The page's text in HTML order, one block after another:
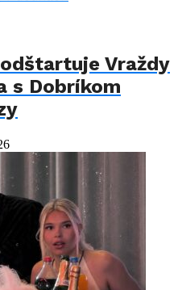
Vraždy
s Dobríkom